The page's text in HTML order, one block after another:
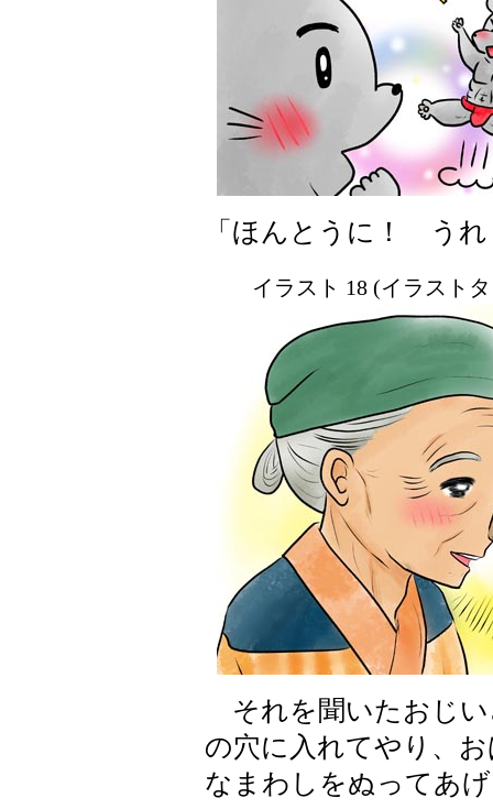
「ほんとうに！ う
イラスト 18 (イラスト
それを聞いたおじい
の穴に入れてやり、
なまわしをぬってあ